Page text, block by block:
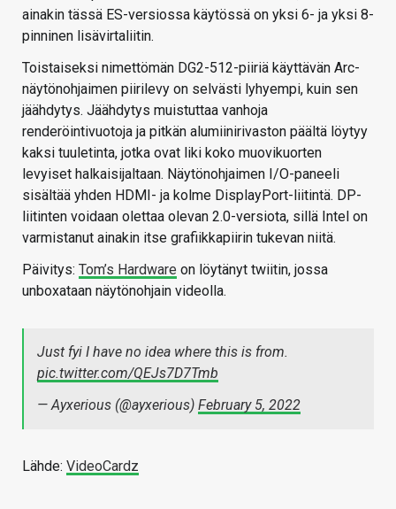
ainakin tässä ES-versiossa käytössä on yksi 6- ja yksi 8-
pinninen lisävirtaliitin.
Toistaiseksi nimettömän DG2-512-piiriä käyttävän Arc-
näytönohjaimen piirilevy on selvästi lyhyempi, kuin sen
jäähdytys. Jäähdytys muistuttaa vanhoja
renderöintivuotoja ja pitkän alumiinirivaston päältä löytyy
kaksi tuuletinta, jotka ovat liki koko muovikuorten
levyiset halkaisijaltaan. Näytönohjaimen I/O-paneeli
sisältää yhden HDMI- ja kolme DisplayPort-liitintä. DP-
liitinten voidaan olettaa olevan 2.0-versiota, sillä Intel on
varmistanut ainakin itse grafiikkapiirin tukevan niitä.
Päivitys: Tom’s Hardware on löytänyt twiitin, jossa
unboxataan näytönohjain videolla.
Just fyi I have no idea where this is from.
pic.twitter.com/QEJs7D7Tmb
— Ayxerious (@ayxerious) February 5, 2022
Lähde: VideoCardz